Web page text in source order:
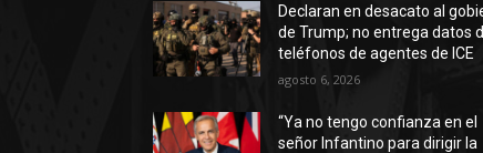
Declaran en desacato al
de Trump; no entrega datos
teléfonos de agentes de ICE
agosto 6, 2026
“Ya no tengo confianza en el
señor Infantino para dirigir la